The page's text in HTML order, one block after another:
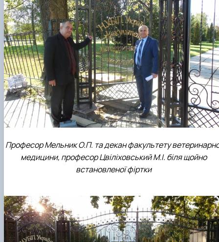
Професор Мельник О.П. та декан факультету
медицини, професор Цвіліховський М.І. біля щойно
встановленої фіртки